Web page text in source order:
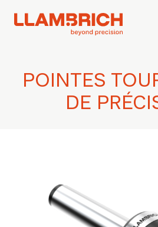
POINTES
DE